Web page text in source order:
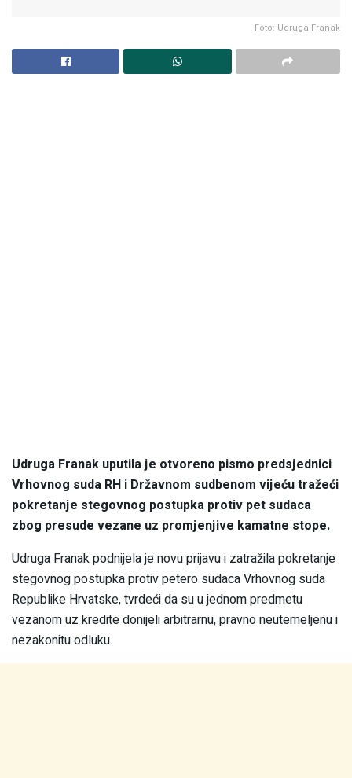
Foto: Udruga Franak
Udruga Franak uputila je otvoreno pismo predsjednici
Vrhovnog suda RH i Državnom sudbenom vijeću tražeći
pokretanje stegovnog postupka protiv pet sudaca
zbog presude vezane uz promjenjive kamatne stope.
Udruga Franak podnijela je novu prijavu i zatražila pokretanje
stegovnog postupka protiv petero sudaca Vrhovnog suda
Republike Hrvatske, tvrdeći da su u jednom predmetu
vezanom uz kredite donijeli arbitrarnu, pravno neutemeljenu i
nezakonitu odluku.